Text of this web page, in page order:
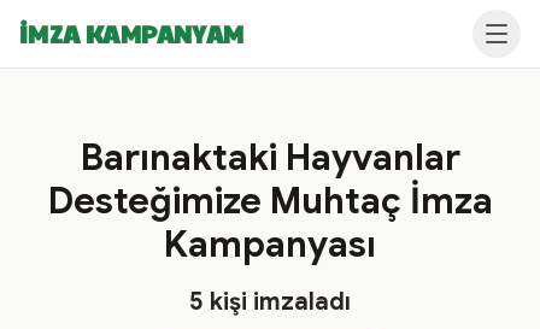
İMZA KAMPANYAM
Barınaktaki Hayvanlar
Desteğimize Muhtaç İmza
Kampanyası
5 kişi imzaladı